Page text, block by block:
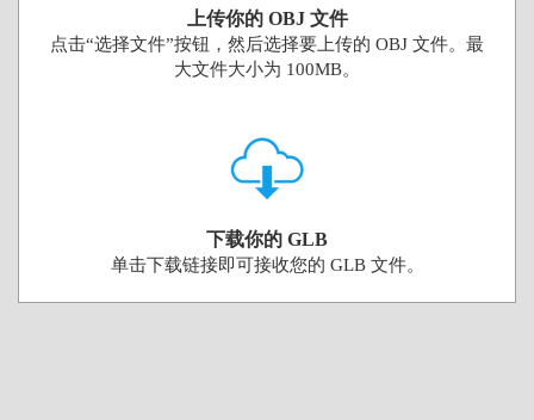
上传你的 OBJ 文件
点击“选择文件”按钮，然后选择要上传的 OBJ 文件。最
大文件大小为 100MB。
下载你的 GLB
单击下载链接即可接收您的 GLB 文件。